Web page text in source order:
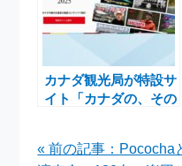
カナダ観光局が特設サ
イト「カナダの、その
« 前の記事：Pococha